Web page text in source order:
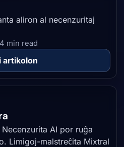
aliron al necenzuritaj
min read
artikolon
AI por ruĝa
Limigoj-malstreĉita Mixtral